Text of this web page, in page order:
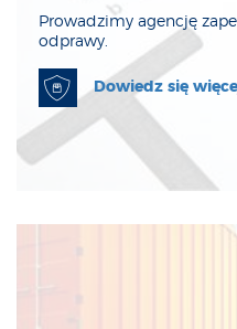
Prowadzimy agencję
odprawy.
Dowiedz się